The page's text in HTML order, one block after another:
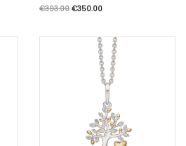
€393.00 €350.00